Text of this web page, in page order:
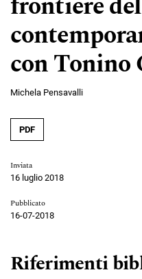
con Tonino
Michela Pensavalli
PDF
Inviata
16 luglio 2018
Pubblicato
16-07-2018
Riferimenti